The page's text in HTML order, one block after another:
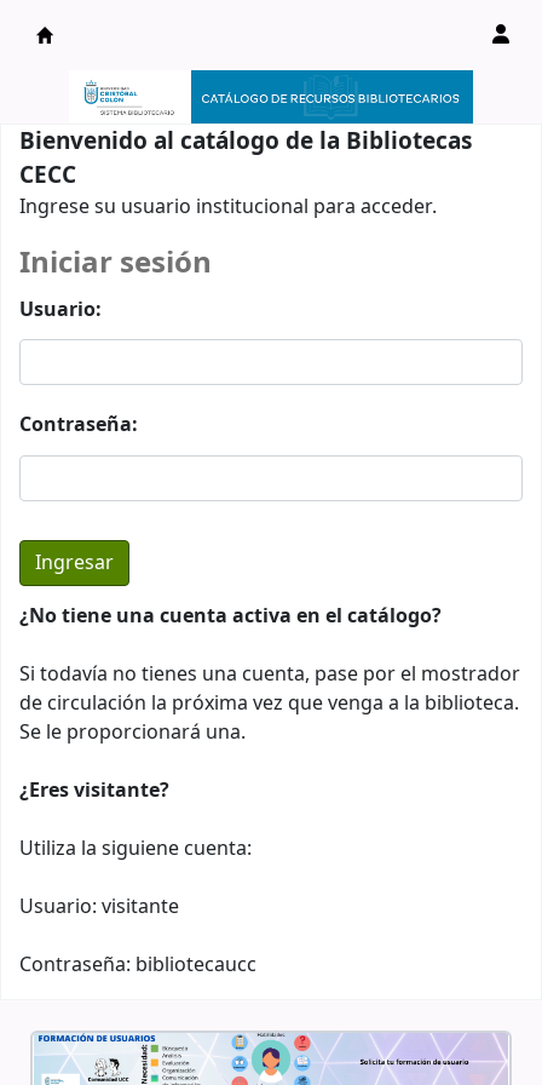
Catálogo en línea
Bienvenido al catálogo de la Bibliotecas
CECC
Ingrese su usuario institucional para acceder.
Iniciar sesión
Usuario:
Contraseña:
¿No tiene una cuenta activa en el catálogo?
Si todavía no tienes una cuenta, pase por el mostrador
de circulación la próxima vez que venga a la biblioteca.
Se le proporcionará una.
¿Eres visitante?
Utiliza la siguiene cuenta:
Usuario: visitante
Contraseña: bibliotecaucc